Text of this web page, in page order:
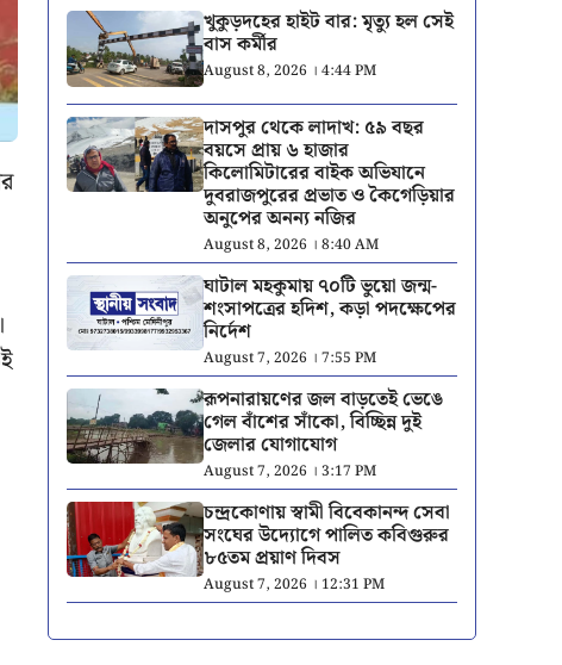
খুকুড়দহের হাইট বার: মৃত্যু হল সেই
বাস কর্মীর
August 8, 2026 । 4:44 PM
দাসপুর থেকে লাদাখ: ৫৯ বছর
বয়সে প্রায় ৬ হাজার
কিলোমিটারের বাইক অভিযানে
দুবরাজপুরের প্রভাত ও কৈগেড়িয়ার
অনুপের অনন্য নজির
August 8, 2026 । 8:40 AM
ঘাটাল মহকুমায় ৭০টি ভুয়ো জন্ম-
শংসাপত্রের হদিশ, কড়া পদক্ষেপের
নির্দেশ
August 7, 2026 । 7:55 PM
রূপনারায়ণের জল বাড়তেই ভেঙে
গেল বাঁশের সাঁকো, বিচ্ছিন্ন দুই
জেলার যোগাযোগ
August 7, 2026 । 3:17 PM
চন্দ্রকোণায় স্বামী বিবেকানন্দ সেবা
সংঘের উদ্যোগে পালিত কবিগুরুর
৮৫তম প্রয়াণ দিবস
August 7, 2026 । 12:31 PM